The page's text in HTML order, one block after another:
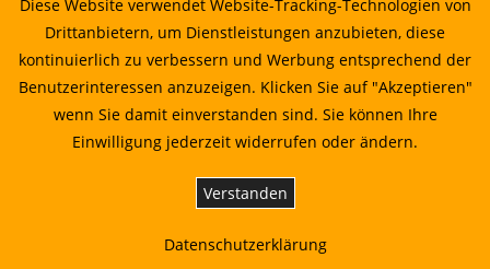
Energetische Sanierung für Immobilienbesitzer in Stegen
Energetische Sanierung für Immobilienbesitzer in Weisweil
Energetische Sanierung in Au vom Sonnenkaufhaus prüfen lassen
Energetische Sanierung in Bahlingen am Kaiserstuhl: Planung,
Energetische Sanierung in Biederbach: Planung, Wirtschaftlichkeit
Energetische Sanierung in Biederbach: Planung, Wirtschaftlichkeit
Energetische Sanierung in Bötzingen vom Sonnenkaufhaus prüfen
Diese Website verwendet Website-Tracking-Technologien von
Drittanbietern, um Dienstleistungen anzubieten, diese
kontinuierlich zu verbessern und Werbung entsprechend der
Benutzerinteressen anzuzeigen. Klicken Sie auf "Akzeptieren"
wenn Sie damit einverstanden sind. Sie können Ihre
Einwilligung jederzeit widerrufen oder ändern.
Verstanden
Datenschutzerklärung